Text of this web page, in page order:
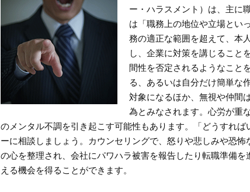
ー・ハラスメント）は、主に
は「職務上の地位や立場とい
務の適正な範囲を超えて、本
し、企業に対策を講じること
間性を否定されるようなこと
る、あるいは自分だけ簡単な
対象になるほか、無視や仲間
為とみなされます。心労が重
のメンタル不調を引き起こす可能性もあります。「どうすれ
ーに相談しましょう。カウンセリングで、怒りや悲しみや恐
の心を整理され、会社にパワハラ被害を報告したり転職準備
える機会を得ることができます。